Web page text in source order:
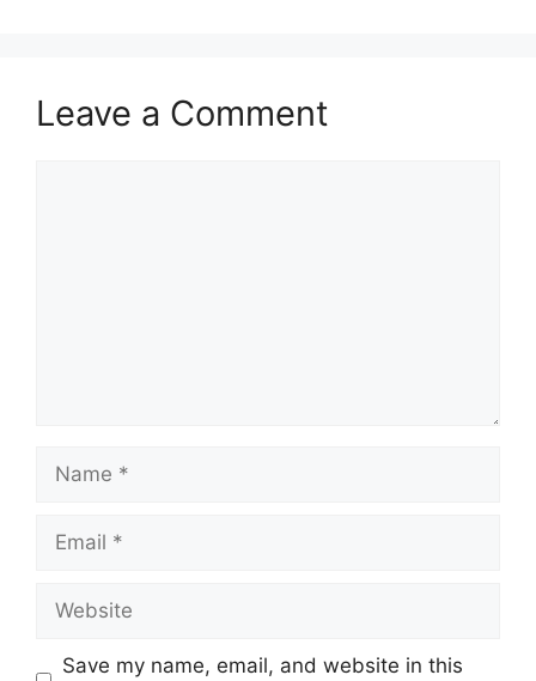
Leave a Comment
Save my name, email, and website in this